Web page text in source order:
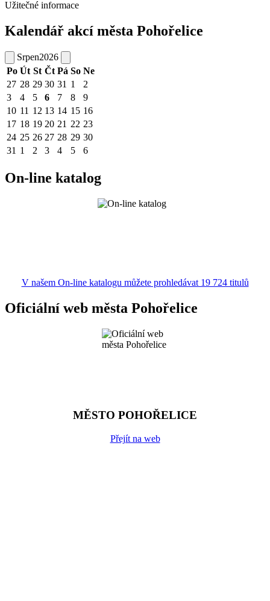
Užitečné informace
Kalendář akcí města Pohořelice
Srpen2026
Po Út St Čt Pá So Ne
27 28 29 30 31 1
2
3
4 5 6 7 8
9
10 11 12 13 14 15 16
17 18 19 20 21 22 23
24 25 26 27 28 29 30
31 1 2 3 4 5 6
On-line katalog
V našem On-line katalogu můžete prohledávat 19 724 titulů
Oficiální web města Pohořelice
MĚSTO POHOŘELICE
Přejít na web